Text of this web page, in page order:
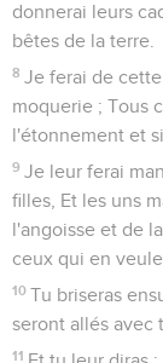
donnerai leurs
bêtes de la terre.
8 Je ferai de
moquerie ; Tous
l'étonnement et
9 Je leur ferai
filles, Et les uns
l'angoisse et de
ceux qui en
10 Tu briseras
seront allés avec
11